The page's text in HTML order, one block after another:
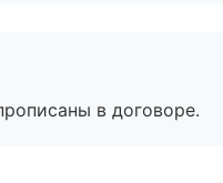
в договоре.